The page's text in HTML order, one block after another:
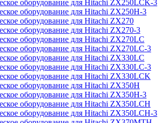
оборудование для Hitachi ZX250LCK-3
оборудование для Hitachi ZX250Н-3
оборудование для Hitachi ZX270
оборудование для Hitachi ZX270-3
оборудование для Hitachi ZX270LC
оборудование для Hitachi ZX270LC-3
оборудование для Hitachi ZX330LC
оборудование для Hitachi ZX330LC-3
оборудование для Hitachi ZX330LCK
оборудование для Hitachi ZX350H
оборудование для Hitachi ZX350H-3
оборудование для Hitachi ZX350LCH
оборудование для Hitachi ZX350LCH-3